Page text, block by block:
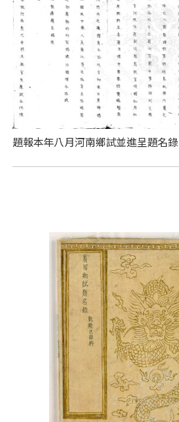
題報本年八月河南鄉試並進呈題名錄